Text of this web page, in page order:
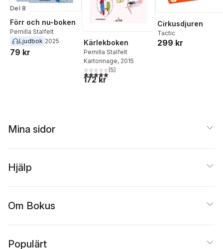
Del 8
Förr och nu-boken
Pernilla Stalfelt
Ljudbok 2025
79 kr
Kärlekboken
Pernilla Stalfelt
Kartonnage, 2015
5,0utav 5 stjärnor. Totalt antal röster:
(5)
172 kr
Cirkusdjuren
Tactic
299 kr
Mina sidor
Hjälp
Om Bokus
Populärt